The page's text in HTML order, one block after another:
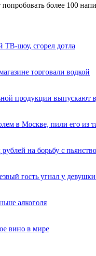
более 100
ТВ-шоу, сгорел дотла
торговали водкой
продукции выпускают
в Москве, пили его из
на борьбу с
гость угнал у
алкоголя
вино в мире